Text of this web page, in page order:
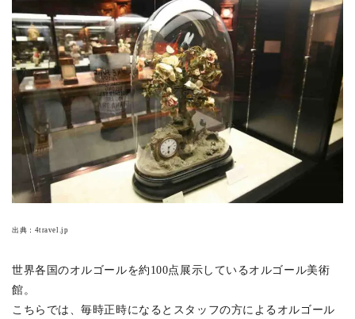
出典： 4travel.jp
世界各国のオルゴールを約100点展示しているオルゴール美術
館。
こちらでは、毎時正時になるとスタッフの方によるオルゴール